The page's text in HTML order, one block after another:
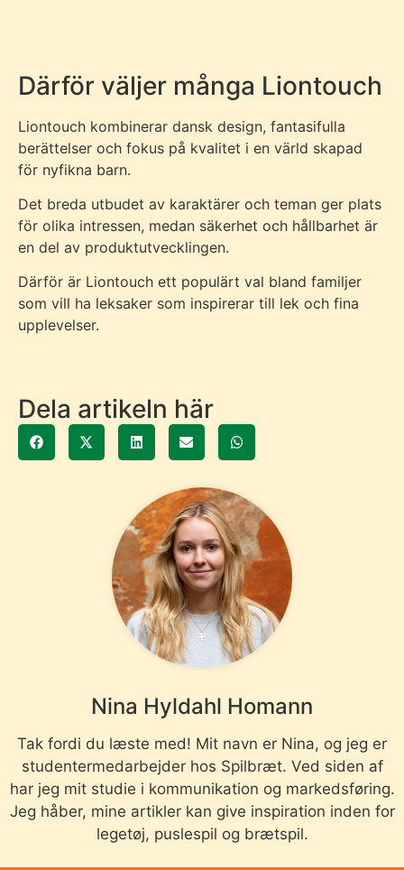
Därför väljer många Liontouch
Liontouch kombinerar dansk design, fantasifulla
berättelser och fokus på kvalitet i en värld skapad
för nyfikna barn.
Det breda utbudet av karaktärer och teman ger plats
för olika intressen, medan säkerhet och hållbarhet är
en del av produktutvecklingen.
Därför är Liontouch ett populärt val bland familjer
som vill ha leksaker som inspirerar till lek och fina
upplevelser.
Dela artikeln här
Nina Hyldahl Homann
Tak fordi du læste med! Mit navn er Nina, og jeg er
studentermedarbejder hos Spilbræt. Ved siden af
har jeg mit studie i kommunikation og markedsføring.
Jeg håber, mine artikler kan give inspiration inden for
legetøj, puslespil og brætspil.